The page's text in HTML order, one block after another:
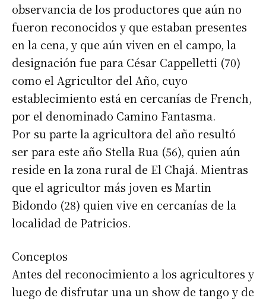
observancia de los productores que aún no
fueron reconocidos y que estaban presentes
en la cena, y que aún viven en el campo, la
designación fue para César Cappelletti (70)
como el Agricultor del Año, cuyo
establecimiento está en cercanías de French,
por el denominado Camino Fantasma.
Por su parte la agricultora del año resultó
ser para este año Stella Rua (56), quien aún
reside en la zona rural de El Chajá. Mientras
que el agricultor más joven es Martin
Bidondo (28) quien vive en cercanías de la
localidad de Patricios.
Conceptos
Antes del reconocimiento a los agricultores y
luego de disfrutar una un show de tango y de